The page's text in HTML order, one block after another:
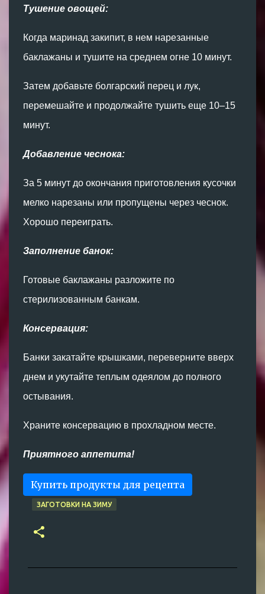
Тушение овощей:
Когда маринад закипит, в нем нарезанные
баклажаны и тушите на среднем огне 10 минут.
Затем добавьте болгарский перец и лук,
перемешайте и продолжайте тушить еще 10–15
минут.
Добавление чеснока:
За 5 минут до окончания приготовления кусочки
мелко нарезаны или пропущены через чеснок.
Хорошо переиграть.
Заполнение банок:
Готовые баклажаны разложите по
стерилизованным банкам.
Консервация:
Банки закатайте крышками, переверните вверх
днем ​​и укутайте теплым одеялом до полного
остывания.
Храните консервацию в прохладном месте.
Приятного аппетита!
Купить продукты для рецепта
ЗАГОТОВКИ НА ЗИМУ